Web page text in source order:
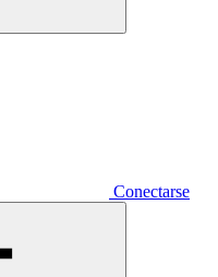
Conectarse